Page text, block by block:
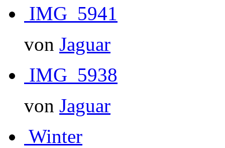
IMG_5941
von Jaguar
IMG_5938
von Jaguar
Winter